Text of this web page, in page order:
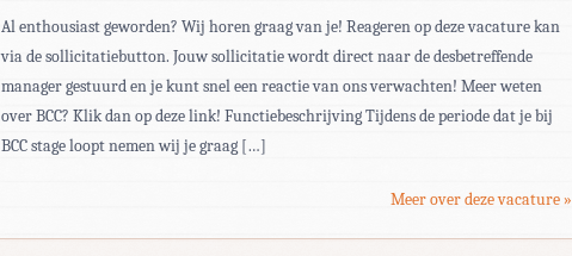
Al enthousiast geworden? Wij horen graag van je! Reageren op deze vacature kan
via de sollicitatiebutton. Jouw sollicitatie wordt direct naar de desbetreffende
manager gestuurd en je kunt snel een reactie van ons verwachten! Meer weten
over BCC? Klik dan op deze link! Functiebeschrijving Tijdens de periode dat je bij
BCC stage loopt nemen wij je graag […]
Meer over deze vacature »